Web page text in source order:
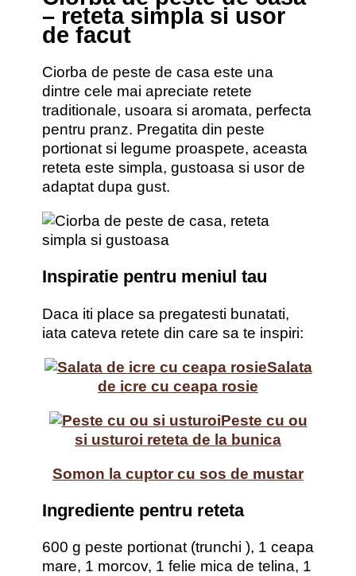
– reteta simpla si usor
de facut
Ciorba de peste de casa este una
dintre cele mai apreciate retete
traditionale, usoara si aromata, perfecta
pentru pranz. Pregatita din peste
portionat si legume proaspete, aceasta
reteta este simpla, gustoasa si usor de
adaptat dupa gust.
Inspiratie pentru meniul tau
Daca iti place sa pregatesti bunatati,
iata cateva retete din care sa te inspiri:
Salata
de icre cu ceapa rosie
Peste cu ou
si usturoi reteta de la bunica
Somon la cuptor cu sos de mustar
Ingrediente pentru reteta
600 g peste portionat (trunchi ), 1 ceapa
mare, 1 morcov, 1 felie mica de telina, 1